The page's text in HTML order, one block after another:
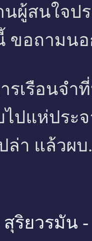
นผู้สนใจป
ขอถามน
รเรือนจำ
ไปแห่ประ
ล่า แล้วผ
สุริยวรมัน